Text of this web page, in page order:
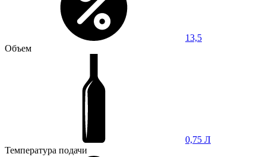
13,5
Объем
0,75 Л
Температура подачи